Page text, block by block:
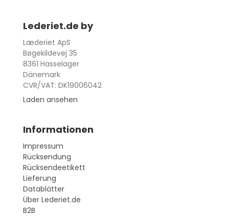
Lederiet.de by
Læderiet ApS
Bøgekildevej 35
8361 Hasselager
Dänemark
CVR/VAT: DK19006042
Laden ansehen
Informationen
Impressum
Rücksendung
Rücksendeetikett
Lieferung
Datablätter
Über Lederiet.de
B2B